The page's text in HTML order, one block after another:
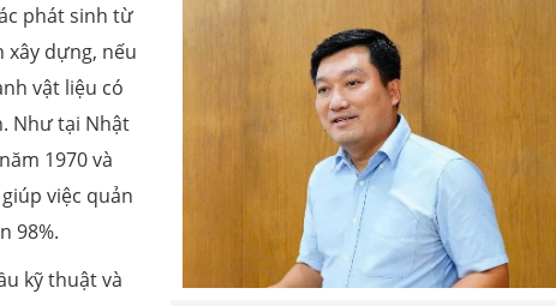
phát sinh từ
xây dựng, nếu
vật liệu có
Như tại Nhật
1970 và
việc quản
98%.
kỹ thuật và